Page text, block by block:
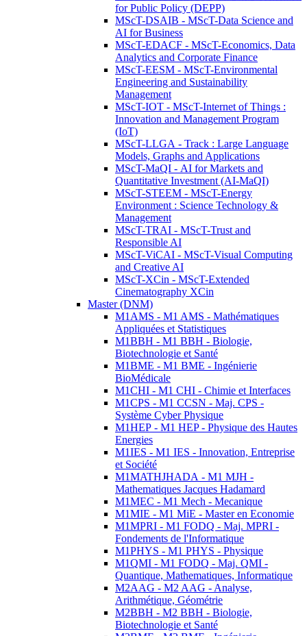
for Public Policy (DEPP)
MScT-DSAIB - MScT-Data Science and
AI for Business
MScT-EDACF - MScT-Economics, Data
Analytics and Corporate Finance
MScT-EESM - MScT-Environmental
Engineering and Sustainability
Management
MScT-IOT - MScT-Internet of Things :
Innovation and Management Program
(IoT)
MScT-LLGA - Track : Large Language
Models, Graphs and Applications
MScT-MaQI - AI for Markets and
Quantitative Investment (AI-MaQI)
MScT-STEEM - MScT-Energy
Environment : Science Technology &
Management
MScT-TRAI - MScT-Trust and
Responsible AI
MScT-ViCAI - MScT-Visual Computing
and Creative AI
MScT-XCin - MScT-Extended
Cinematography XCin
Master (DNM)
M1AMS - M1 AMS - Mathématiques
Appliquées et Statistiques
M1BBH - M1 BBH - Biologie,
Biotechnologie et Santé
M1BME - M1 BME - Ingénierie
BioMédicale
M1CHI - M1 CHI - Chimie et Interfaces
M1CPS - M1 CCSN - Maj. CPS -
Système Cyber Physique
M1HEP - M1 HEP - Physique des Hautes
Energies
M1IES - M1 IES - Innovation, Entreprise
et Société
M1MATHJHADA - M1 MJH -
Mathematiques Jacques Hadamard
M1MEC - M1 Mech - Mecanique
M1MIE - M1 MiE - Master en Economie
M1MPRI - M1 FODQ - Maj. MPRI -
Fondements de l'Informatique
M1PHYS - M1 PHYS - Physique
M1QMI - M1 FODQ - Maj. QMI -
Quantique, Mathematiques, Informatique
M2AAG - M2 AAG - Analyse,
Arithmétique, Géométrie
M2BBH - M2 BBH - Biologie,
Biotechnologie et Santé